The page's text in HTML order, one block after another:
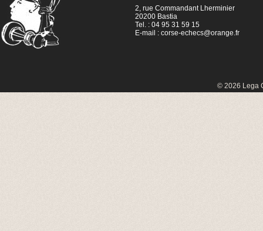
2, rue Commandant Lherminier
20200 Bastia
Tel. : 04 95 31 59 15
E-mail :corse-echecs@orange.fr
© 2026 Lega